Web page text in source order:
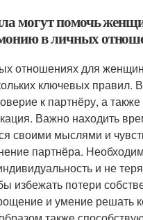
могут помочь
в личных
отношениях для
ключевых правил.
к партнёру, а
Важно находить
своими мыслями и
партнёра.
и не
избежать потери
и умение решать